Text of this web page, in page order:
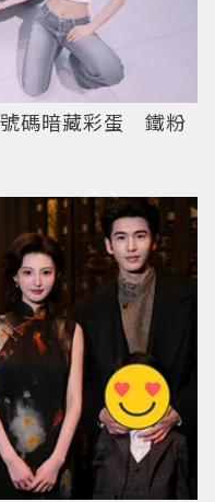
碼暗藏彩蛋 鐵粉